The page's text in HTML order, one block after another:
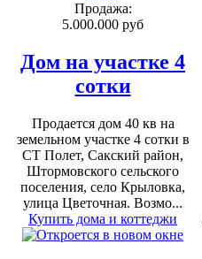
Продажа:
5.000.000 руб
Дом на участке 4
сотки
Продается дом 40 кв на
земельном участке 4 сотки в
СТ Полет, Сакский район,
Штормовского сельского
поселения, село Крыловка,
улица Цветочная. Возмо...
Купить дома и коттеджи